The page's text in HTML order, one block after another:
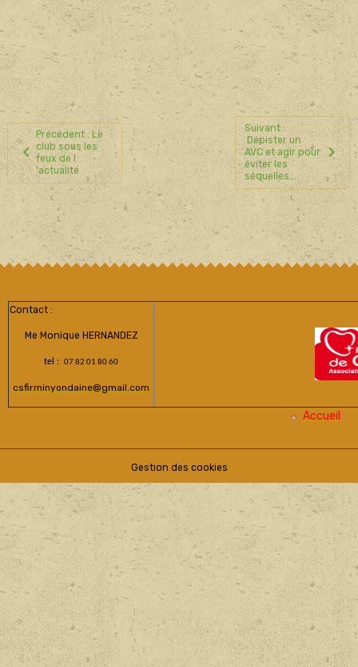
Précédent : Le
club sous les
feux de l
'actualité
Suivant :
Dépister un
AVC et agir pour
éviter les
séquelles...
Contact :
Me Monique HERNANDEZ
tel : 07 82 01 80 60
csfirminyondaine@gmail.com
Accueil
Gestion des cookies